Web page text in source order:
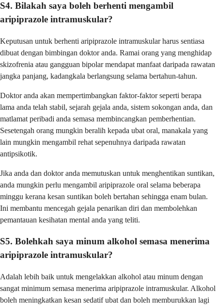
S4. Bilakah saya boleh berhenti mengambil
aripiprazole intramuskular?
Keputusan untuk berhenti aripiprazole intramuskular harus sentiasa
dibuat dengan bimbingan doktor anda. Ramai orang yang menghidap
skizofrenia atau gangguan bipolar mendapat manfaat daripada rawatan
jangka panjang, kadangkala berlangsung selama bertahun-tahun.
Doktor anda akan mempertimbangkan faktor-faktor seperti berapa
lama anda telah stabil, sejarah gejala anda, sistem sokongan anda, dan
matlamat peribadi anda semasa membincangkan pemberhentian.
Sesetengah orang mungkin beralih kepada ubat oral, manakala yang
lain mungkin mengambil rehat sepenuhnya daripada rawatan
antipsikotik.
Jika anda dan doktor anda memutuskan untuk menghentikan suntikan,
anda mungkin perlu mengambil aripiprazole oral selama beberapa
minggu kerana kesan suntikan boleh bertahan sehingga enam bulan.
Ini membantu mencegah gejala penarikan diri dan membolehkan
pemantauan kesihatan mental anda yang teliti.
S5. Bolehkah saya minum alkohol semasa menerima
aripiprazole intramuskular?
Adalah lebih baik untuk mengelakkan alkohol atau minum dengan
sangat minimum semasa menerima aripiprazole intramuskular. Alkohol
boleh meningkatkan kesan sedatif ubat dan boleh memburukkan lagi